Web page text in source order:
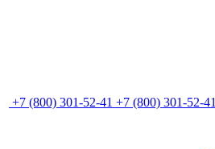
+7 (800) 301-52-41 +7 (800) 301-52-41